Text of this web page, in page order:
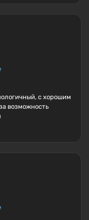
с хорошим
возможность